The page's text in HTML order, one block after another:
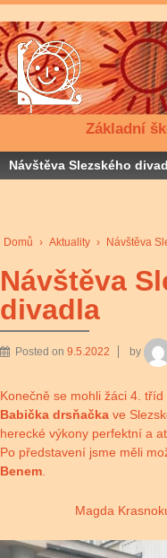
Základní
Návštěva Slezského
Domů › Aktuality › Návštěva
Návštěva
divadla
Posted on 9.5.2022 by
Konečně se mohli žáci 4.
Babička drsňačka ve
herecké výkony perfektní a
Po představení jsme měli
Benem.
Magda